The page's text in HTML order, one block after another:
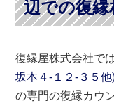
辺での復縁
復縁屋株式会社で
坂本４-１２-３５
の専門の復縁カウ